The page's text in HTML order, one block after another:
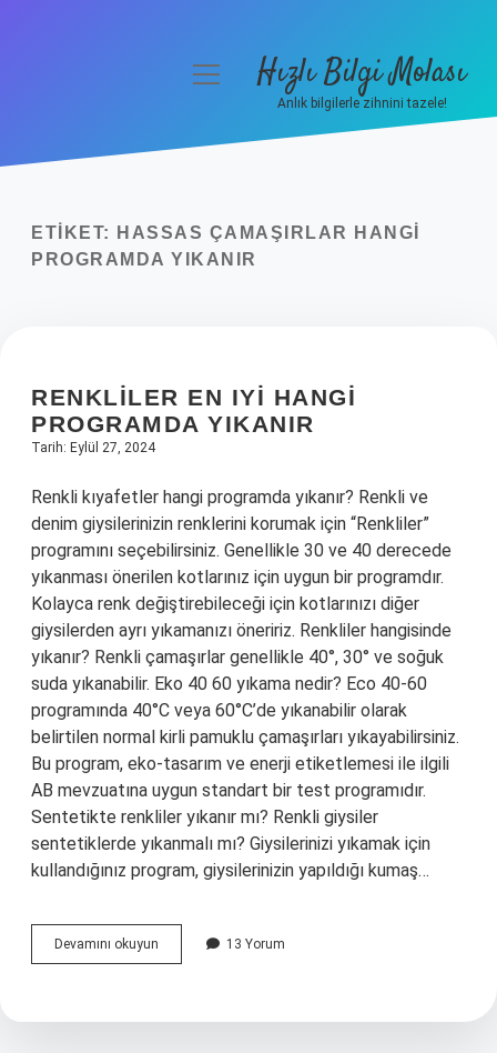
Yasal Uyarı
menüyüHızlı Bilgi Molası
Anlık bilgilerle zihnini tazele!
ETIKET:
HASSAS ÇAMAŞIRLAR HANGI
PROGRAMDA YIKANIR
RENKLILER EN IYI HANGI
PROGRAMDA YIKANIR
Tarih: Eylül 27, 2024
Renkli kıyafetler hangi programda yıkanır? Renkli ve
denim giysilerinizin renklerini korumak için “Renkliler”
programını seçebilirsiniz. Genellikle 30 ve 40 derecede
yıkanması önerilen kotlarınız için uygun bir programdır.
Kolayca renk değiştirebileceği için kotlarınızı diğer
giysilerden ayrı yıkamanızı öneririz. Renkliler hangisinde
yıkanır? Renkli çamaşırlar genellikle 40°, 30° ve soğuk
suda yıkanabilir. Eko 40 60 yıkama nedir? Eco 40-60
programında 40°C veya 60°C’de yıkanabilir olarak
belirtilen normal kirli pamuklu çamaşırları yıkayabilirsiniz.
Bu program, eko-tasarım ve enerji etiketlemesi ile ilgili
AB mevzuatına uygun standart bir test programıdır.
Sentetikte renkliler yıkanır mı? Renkli giysiler
sentetiklerde yıkanmalı mı? Giysilerinizi yıkamak için
kullandığınız program, giysilerinizin yapıldığı kumaş…
Devamını okuyun Renkliler
En
Programda
13 Yorum